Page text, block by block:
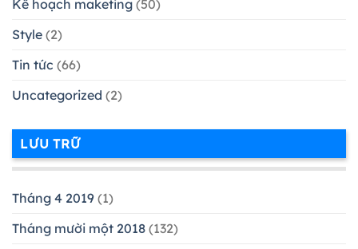
Kế hoạch maketing (50)
Style (2)
Tin tức (66)
Uncategorized (2)
LƯU TRỮ
Tháng 4 2019 (1)
Tháng mười một 2018 (132)